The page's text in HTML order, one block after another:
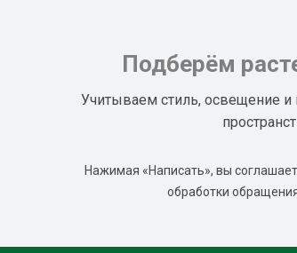
Подберём
Учитываем стиль, освещение
Нажимая «Написать», вы
обработки